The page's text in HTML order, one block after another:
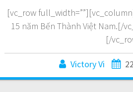
[vc_row
15 năm Bến Thành Việt Nam.[/
[/
Victory Vi